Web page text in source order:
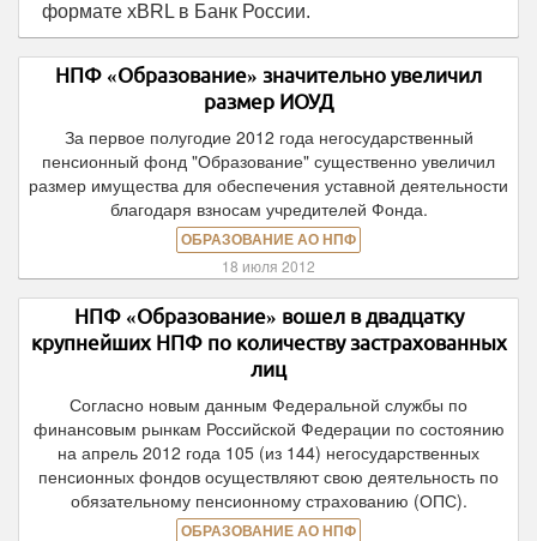
формате xBRL в Банк России.
НПФ «Образование» значительно увеличил
размер ИОУД
За первое полугодие 2012 года негосударственный
пенсионный фонд "Образование" существенно увеличил
размер имущества для обеспечения уставной деятельности
благодаря взносам учредителей Фонда.
ОБРАЗОВАНИЕ АО НПФ
18 июля 2012
НПФ «Образование» вошел в двадцатку
крупнейших НПФ по количеству застрахованных
лиц
Согласно новым данным Федеральной службы по
финансовым рынкам Российской Федерации по состоянию
на апрель 2012 года 105 (из 144) негосударственных
пенсионных фондов осуществляют свою деятельность по
обязательному пенсионному страхованию (ОПС).
ОБРАЗОВАНИЕ АО НПФ